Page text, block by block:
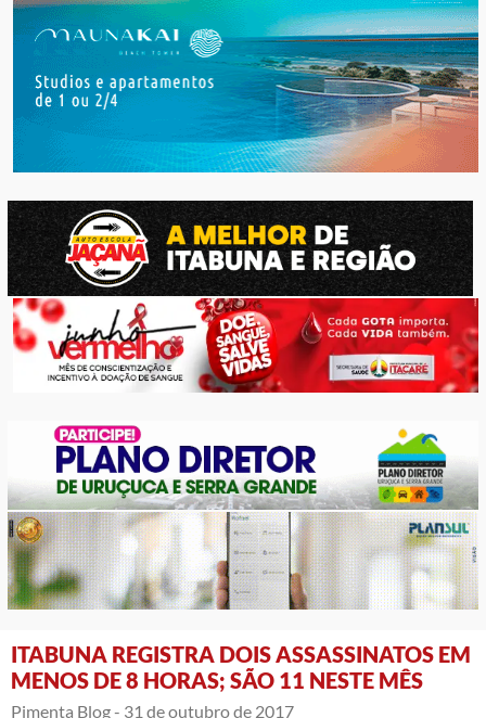
ITABUNA REGISTRA DOIS ASSASSINATOS EM
MENOS DE 8 HORAS; SÃO 11 NESTE MÊS
Pimenta Blog - 31 de outubro de 2017